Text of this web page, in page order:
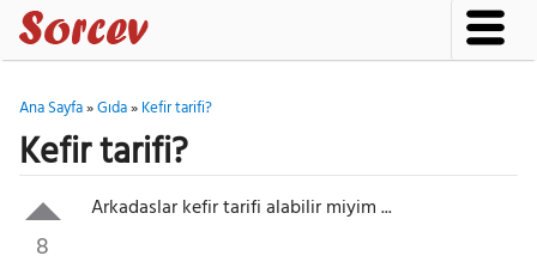
Ana Sayfa»Gıda»Kefir tarifi?
Kefir tarifi?
8
Arkadaslar kefir tarifi alabilir miyim ...